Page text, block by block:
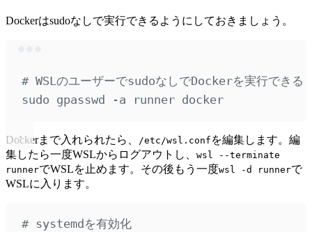
Dockerはsudoなしで実行できるようにしておきましょう。
# WSLのユーザーでsudoなしでDockerを実行できる
sudo gpasswd -a runner docker
Dockerまで入れられたら、 /etc/wsl.conf を編集します。編
集したら一度WSLからログアウトし、 wsl --terminate
runnerでWSLを止めます。その後もう一度wsl -d runnerで
WSLに入ります。
# systemdを有効化